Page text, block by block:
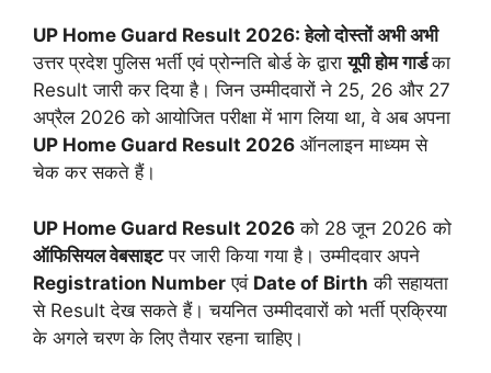
UP Home Guard Result 2026: हेलो दोस्तों अभी अभी
उत्तर प्रदेश पुलिस भर्ती एवं प्रोन्नति बोर्ड के द्वारायूपी होम गार्डका
Result जारी कर दिया है। जिन उम्मीदवारों ने 25, 26 और 27
अप्रैल 2026 को आयोजित परीक्षा में भाग लिया था, वे अब अपना
UP Home Guard Result 2026 ऑनलाइन माध्यम से
चेक कर सकते हैं।
UP Home Guard Result 2026 को 28 जून 2026 को
ऑफिसियल वेबसाइटपर जारी किया गया है। उम्मीदवार अपने
Registration Number एवं Date of Birth की सहायता
से Result देख सकते हैं। चयनित उम्मीदवारों को भर्ती प्रक्रिया
के अगले चरण के लिए तैयार रहना चाहिए।